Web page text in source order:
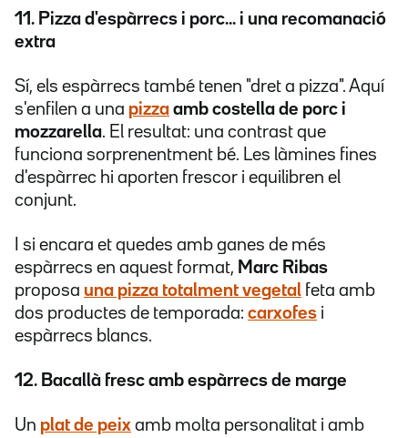
11. Pizza d'espàrrecs i porc... i una recomanació
extra
Sí, els espàrrecs també tenen "dret a pizza". Aquí
s'enfilen a una pizza amb costella de porc i
mozzarella. El resultat: una contrast que
funciona sorprenentment bé. Les làmines fines
d'espàrrec hi aporten frescor i equilibren el
conjunt.
I si encara et quedes amb ganes de més
espàrrecs en aquest format, Marc Ribas
proposa una pizza totalment vegetal feta amb
dos productes de temporada: carxofes i
espàrrecs blancs.
12. Bacallà fresc amb espàrrecs de marge
Un plat de peix amb molta personalitat i amb